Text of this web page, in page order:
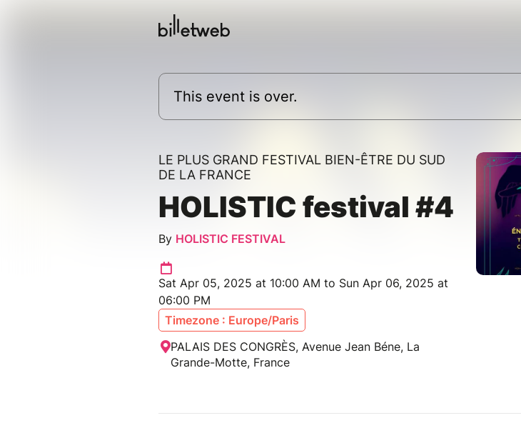
This event is over.
LE PLUS GRAND FESTIVAL BIEN-ÊTRE DU SUD
DE LA FRANCE
HOLISTIC festival #4
By HOLISTIC FESTIVAL
Sat Apr 05, 2025 at 10:00 AM to Sun Apr 06, 2025 at
06:00 PM
Timezone : Europe/Paris
PALAIS DES CONGRÈS, Avenue Jean Béne, La
Grande-Motte, France